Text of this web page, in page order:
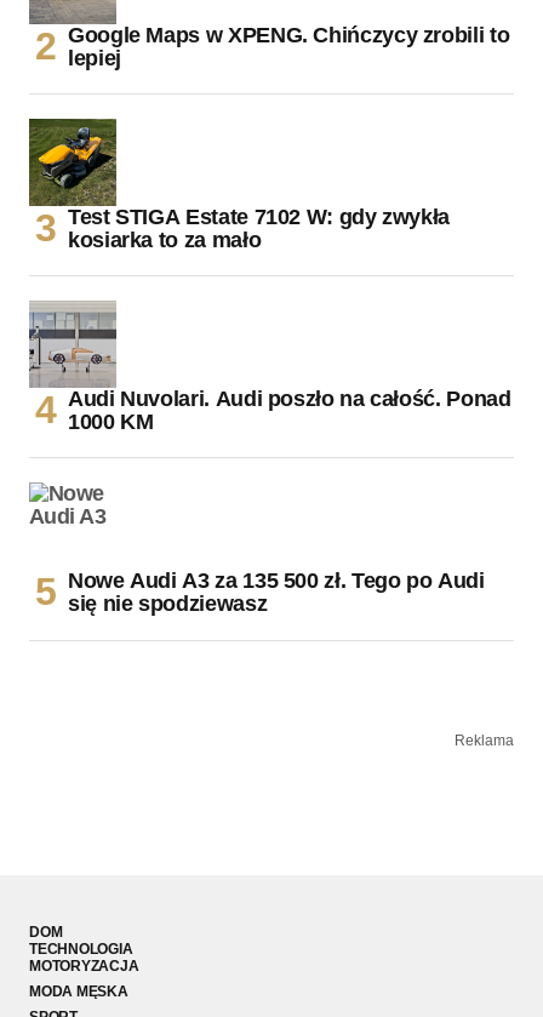
Google Maps w XPENG. Chińczycy zrobili to
lepiej
Test STIGA Estate 7102 W: gdy zwykła
kosiarka to za mało
Audi Nuvolari. Audi poszło na całość. Ponad
1000 KM
Nowe Audi A3 za 135 500 zł. Tego po Audi
się nie spodziewasz
Reklama
DOM
TECHNOLOGIA
MOTORYZACJA
MODA MĘSKA